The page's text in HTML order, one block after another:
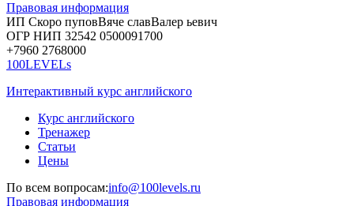
Правовая информация
ИП Скоро пуповВяче славВалер ьевич
ОГР НИП 32542 0500091700
+7960 2768000
100LEVELs
Интерактивный курс английского
Курс английского
Тренажер
Статьи
Цены
По всем вопросам:info@100levels.ru
Правовая информация